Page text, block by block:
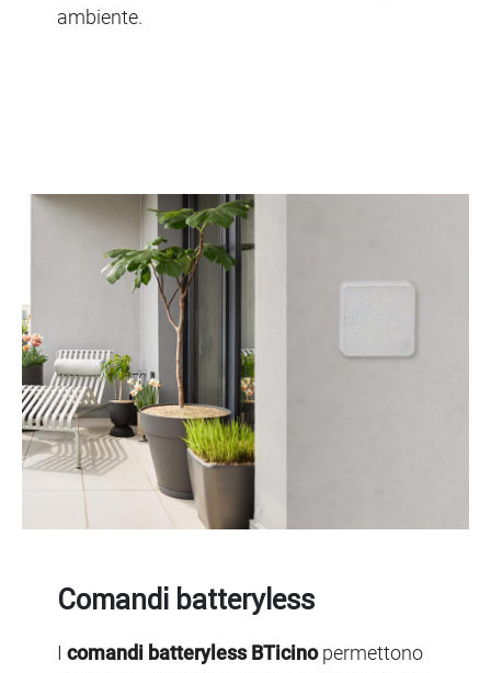
ambiente.
Comandi batteryless
I comandi batteryless BTicinopermettono